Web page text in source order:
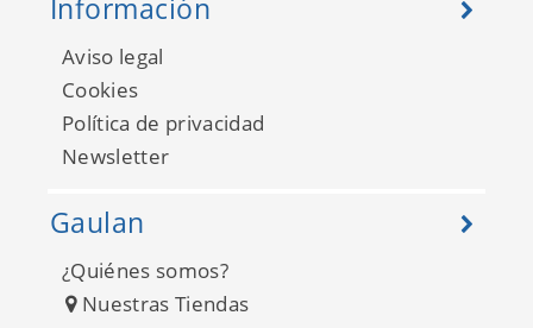
Compendium WP20003
Información
Aviso legal
Cookies
Política de privacidad
Newsletter
Gaulan
¿Quiénes somos?
Nuestras Tiendas